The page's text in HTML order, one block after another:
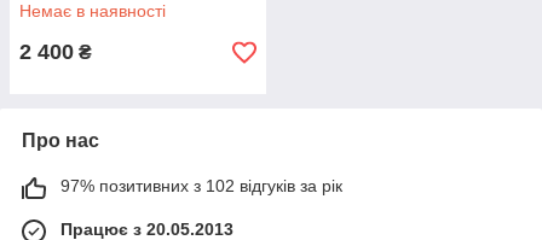
Немає в наявності
2 400 ₴
Про нас
97% позитивних з 102 відгуків за рік
Працює з 20.05.2013